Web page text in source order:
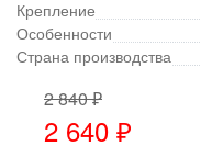
Крепление
Особенности
Страна производства
2 840 ₽
2 640 ₽